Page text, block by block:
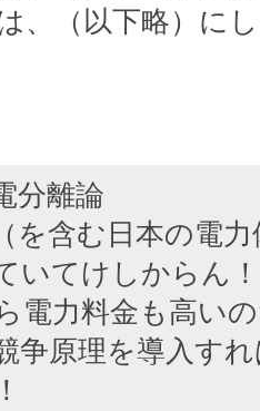
、（以下略）に
分離論
を含む日本の電
いてけしからん
電力料金も高い
争原理を導入す